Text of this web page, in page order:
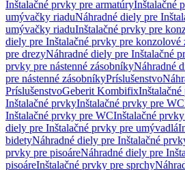
Inštalačné prvky pre armatúryInštalačné
umývačky riaduNáhradné diely pre
umývačky riaduInštalačné prvky pre
diely pre Inštalačné prvky pre konzolové
pre drezyNáhradné diely pre Inštalačné
prvky pre nástenné zásobníkyNáhradné
pre nástenné zásobníkyPríslušenstvo
PríslušenstvoGeberit Kombifix
Inštalačné prvkyInštalačné prvky pre WC
Inštalačné prvky pre WCInštalačné
diely pre Inštalačné prvky pre umývadlá
bidetyNáhradné diely pre Inštalačné
prvky pre pisoáreNáhradné diely pre
pisoáreInštalačné prvky pre sprchy